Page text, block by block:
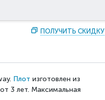
ПОЛУЧИТЬ СКИДКУ
Плот изготовлен из
3 лет. Максимальная